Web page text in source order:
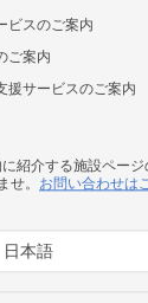
ビスのご案内
ご案内
援サービスのご案内
紹介する施設ペー
。 お問い合わせは